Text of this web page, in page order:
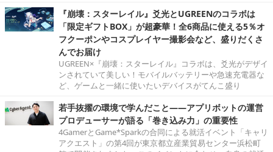
『崩壊：スターレイル』爻光とUGREENのコラボは
「限定ギフトBOX」が超豪華！全6商品に使える5％オ
フクーポンやコスプレイヤー撮影会など、盛りだくさ
んでお届け
UGREEN×『崩壊：スターレイル』コラボは、爻光がデザイ
ンされていて美しい！モバイルバッテリーや急速充電器な
ど、ゲームと一緒に使いたいデバイスがてんこ盛り
若手抜擢の環境で学んだこと――アプリボットの運営
プロデューサーが語る「巻き込み力」の重要性
4GamerとGame*Sparkの合同による就活イベント「キャリ
アクエスト」の第4回が東京都立産業貿易センター浜松町